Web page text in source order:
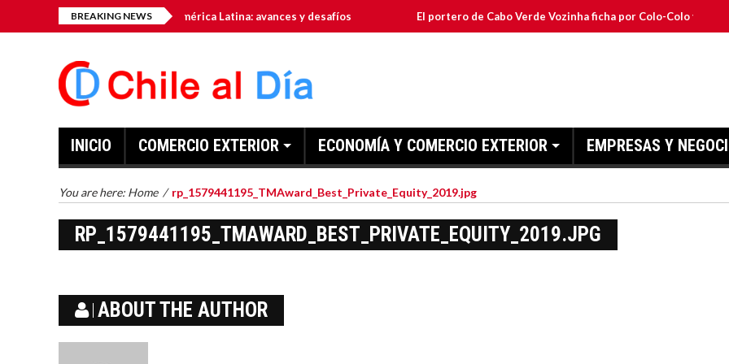
BREAKING NEWS
hub tecnológico de América Latina: avances y desafíos El portero de Cabo Verde Vozinha ficha por Colo-Colo y JETOUR
INICIO COMERCIO EXTERIOR ECONOMÍA Y COMERCIO EXTERIOR EMPRESAS Y
You are here: Home / rp_1579441195_TMAward_Best_Private_Equity_2019.jpg
RP_1579441195_TMAWARD_BEST_PRIVATE_EQUITY_2019.JPG
ABOUT THE AUTHOR